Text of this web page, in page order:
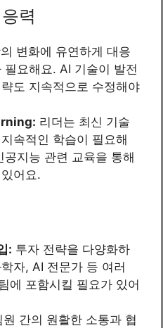
력
변화에 유연하게 대응
필요해요. AI 기술이 발전
도 지속적으로 수정해야
리더는 최신 기술
속적인 학습이 필요해
공지능 관련 교육을 통해
어요.
: 투자 전략을 다양화하
자, AI 전문가 등 여러
에 포함시킬 필요가 있어
원 간의 원활한 소통과 협